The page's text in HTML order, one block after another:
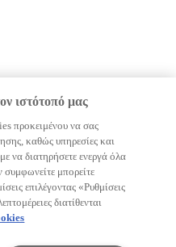
ιστότοπό μας
προκειμένου να σας
καθώς υπηρεσίες και
να διατηρήσετε ενεργά όλα
μπορείτε
επιλέγοντας «Ρυθμίσεις
διατίθενται